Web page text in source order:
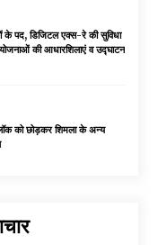
के पद, डिजिटल एक्स-रे की सुविधा
की आधारशिलाएं व उद्घाटन
को छोड़कर शिमला के अन्य